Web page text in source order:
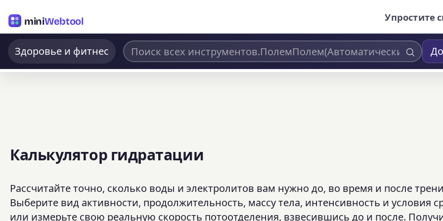
miniWebtool Упростите
Здоровье и фитнес
Калькулятор гидратации
Рассчитайте точно, сколько воды и электролитов вам нужно до, во время и после
Выберите вид активности, продолжительность, массу тела, интенсивность и условия
или измерьте свою реальную скорость потоотделения, взвесившись до и после.